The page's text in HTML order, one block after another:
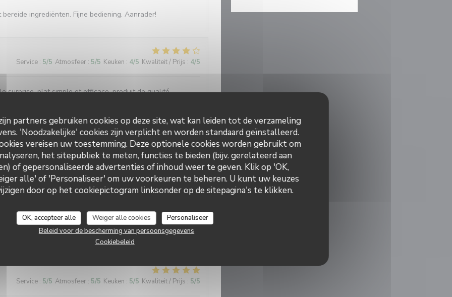
partners gebruiken cookies op deze site, wat kan leiden tot de verzameling
'Noodzakelijke' cookies zijn verplicht en worden standaard geïnstalleerd.
vereisen uw toestemming. Deze optionele cookies worden gebruikt om
het sitepubliek te meten, functies te bieden (bijv. gerelateerd aan
of gepersonaliseerde advertenties of inhoud weer te geven. Klik op 'OK,
alle' of 'Personaliseer' om uw voorkeuren te beheren. U kunt uw keuzes
door op het cookiepictogram linksonder op de sitepagina's te klikken.
OK, accepteer alle Weiger alle cookies
Personaliseer
Beleid voor de bescherming van persoonsgegevens
Cookiebeleid
ingrediënten. Fijne bediening. Aanrader!
Service : 5/5 Atmosfeer : 5/5 Keuken : 4/5 Kwaliteit / Prijs : 4/5
surprise, plat simple et efficace, produit de qualité,
Service : 5/5 Atmosfeer:5/5 Keuken: 5/5 Kwaliteit / Prijs: 5/5
Tout les plats sont préparés avec précision et harmonie.
un univers original et tous les sens sont sollicités. Bravo !
:4/5 Atmosfeer:4/5 Keuken:5/5 Kwaliteit / Prijs:5/5
Service : 5/5 Atmosfeer : 5/5 Keuken : 5/5 Kwaliteit / Prijs : 5/5